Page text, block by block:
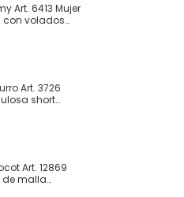
Art. 6413 Mujer
volados
liso
XL
Art. 3726
short
estampado
4
Art. 12869
de malla
T. 1 al 4